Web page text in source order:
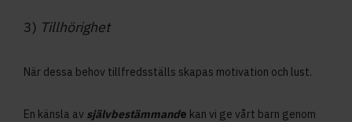
3) Tillhörighet
När dessa behov tillfredsställs skapas motivation och lust.
En känsla av självbestämmande kan vi ge vårt barn genom